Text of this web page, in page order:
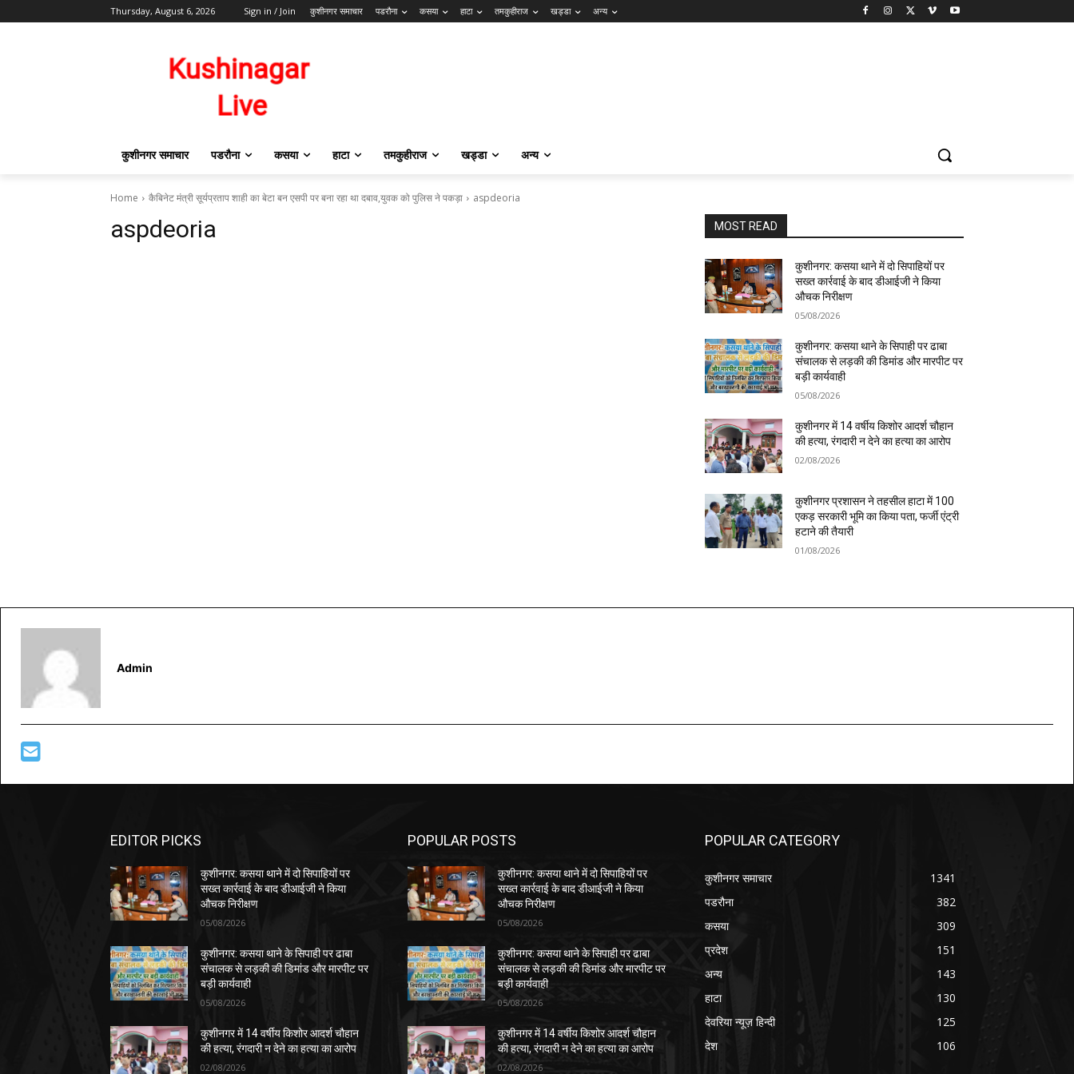
Thursday, August 6, 2026 Sign in / Join कुशीनगर समाचार पडरौना कसया हाटा तमकुहीराज खड्डा अन्य
कुशीनगर समाचार पडरौना कसया हाटा तमकुहीराज खड्डा अन्य
Home कैबिनेट मंत्री सूर्यप्रताप शाही का बेटा बन एसपी पर बना रहा था दबाव,युवक को पुलिस ने पकड़ा aspdeoria
aspdeoria MOST READ
कुशीनगर: कसया थाने में दो सिपाहियों पर
सख्त कार्रवाई के बाद डीआईजी ने किया
औचक निरीक्षण
05/08/2026
कुशीनगर: कसया थाने के सिपाही पर ढाबा
संचालक से लड़की की डिमांड और मारपीट पर
बड़ी कार्यवाही
05/08/2026
कुशीनगर में 14 वर्षीय किशोर आदर्श चौहान
की हत्या, रंगदारी न देने का हत्या का आरोप
02/08/2026
कुशीनगर प्रशासन ने तहसील हाटा में 100
एकड़ सरकारी भूमि का किया पता, फर्जी एंट्री
हटाने की तैयारी
01/08/2026
Admin
EDITOR PICKS
कुशीनगर: कसया थाने में दो सिपाहियों पर
सख्त कार्रवाई के बाद डीआईजी ने किया
औचक निरीक्षण
05/08/2026
कुशीनगर: कसया थाने के सिपाही पर ढाबा
संचालक से लड़की की डिमांड और मारपीट पर
बड़ी कार्यवाही
05/08/2026
कुशीनगर में 14 वर्षीय किशोर आदर्श चौहान
की हत्या, रंगदारी न देने का हत्या का आरोप
02/08/2026
POPULAR POSTS
कुशीनगर: कसया थाने में दो सिपाहियों पर
सख्त कार्रवाई के बाद डीआईजी ने किया
औचक निरीक्षण
05/08/2026
कुशीनगर: कसया थाने के सिपाही पर ढाबा
संचालक से लड़की की डिमांड और मारपीट पर
बड़ी कार्यवाही
05/08/2026
कुशीनगर में 14 वर्षीय किशोर आदर्श चौहान
की हत्या, रंगदारी न देने का हत्या का आरोप
02/08/2026
POPULAR CATEGORY
कुशीनगर समाचार
1341
पडरौना
382
कसया
309
प्रदेश
151
अन्य
143
हाटा
130
देवरिया न्यूज़ हिन्दी
125
देश
106